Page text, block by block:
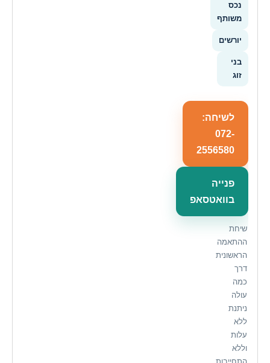
נכס
משותף
יורשים
בני
זוג
לשיחה:
072-
2556580
פנייה
בוואטסאפ
שיחת
ההתאמה
הראשונית
דרך
כמה
עולה
ניתנת
ללא
עלות
וללא